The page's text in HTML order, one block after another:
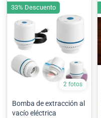
2 fotos
Bomba de extracción al
vacío eléctrica
33% Descuento